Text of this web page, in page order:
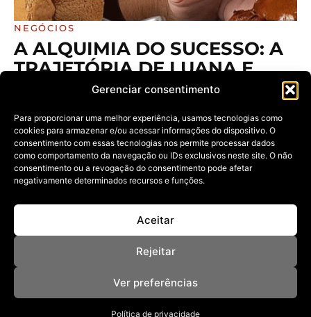
Gerenciar consentimento
Para proporcionar uma melhor experiência, usamos tecnologias como
cookies para armazenar e/ou acessar informações do dispositivo. O
consentimento com essas tecnologias nos permite processar dados
como comportamento da navegação ou IDs exclusivos neste site. O não
consentimento ou a revogação do consentimento pode afetar
negativamente determinados recursos e funções.
Aceitar
Rejeitar
Ver preferências
Política de privacidade
NEGÓCIOS
A ALQUIMIA DO SUCESSO: A
TRAJETÓRIA DE LUANA E
JOÃO NO COMANDO DA
BASTIDORES DE UMA
GRANDE EXPANSÃO
07/07/2026
Conheça a história dos jovens que transformaram uma